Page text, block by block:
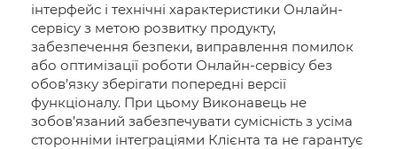
інтерфейс і технічні характеристики Онлайн-
сервісу з метою розвитку продукту,
забезпечення безпеки, виправлення помилок
або оптимізації роботи Онлайн-сервісу без
обов’язку зберігати попередні версії
функціоналу. При цьому Виконавець не
зобов’язаний забезпечувати сумісність з усіма
сторонніми інтеграціями Клієнта та не гарантує